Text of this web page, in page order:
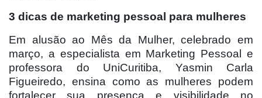
3 dicas de marketing pessoal para mulheres
Em alusão ao Mês da Mulher, celebrado em
março, a especialista em Marketing Pessoal e
professora do UniCuritiba, Yasmin Carla
Figueiredo, ensina como as mulheres podem
fortalecer sua presença e visibilidade no